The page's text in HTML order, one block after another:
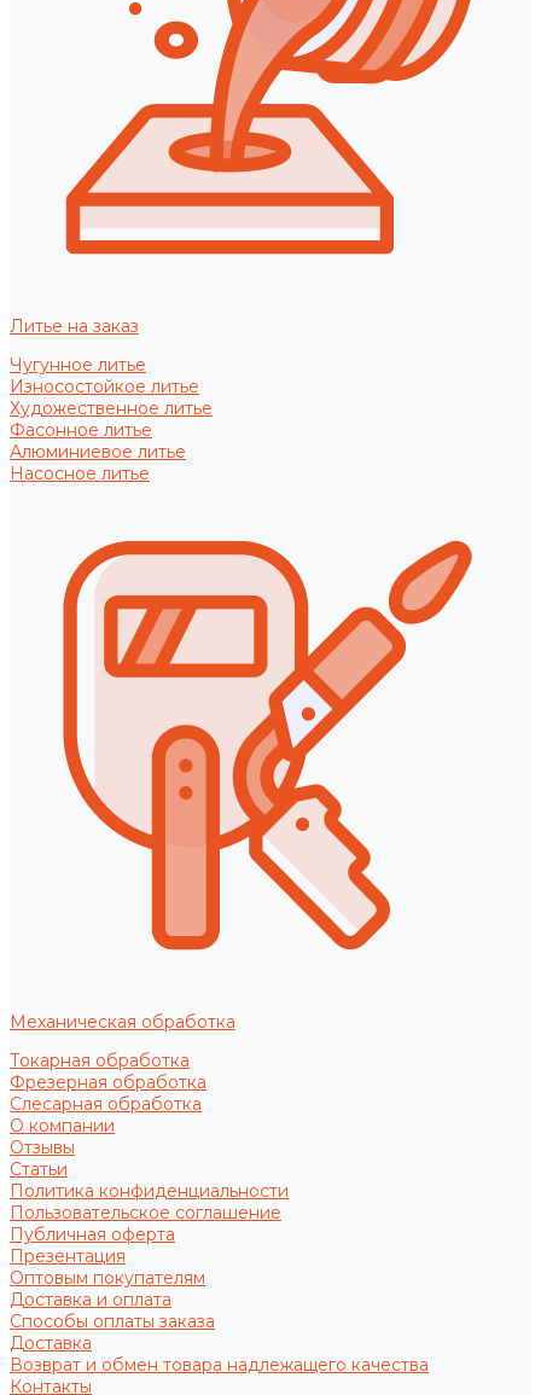
Литье на заказ
Чугунное литье
Износостойкое литье
Художественное литье
Фасонное литье
Алюминиевое литье
Насосное литье
Механическая обработка
Токарная обработка
Фрезерная обработка
Слесарная обработка
О компании
Отзывы
Статьи
Политика конфиденциальности
Пользовательское соглашение
Публичная оферта
Презентация
Оптовым покупателям
Доставка и оплата
Способы оплаты заказа
Доставка
Возврат и обмен товара надлежащего качества
Контакты